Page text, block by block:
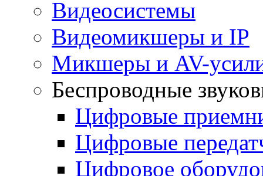
Видеосистемы
Видеомикшеры и IP
Микшеры и AV-
Беспроводные
Цифровые
Цифровые
Цифровое